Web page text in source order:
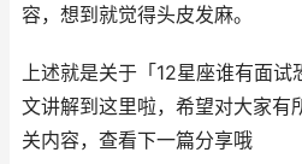
容，想到就觉得头皮发麻。
上述就是关于「12星座谁有面试
文讲解到这里啦，希望对大家有
关内容，查看下一篇分享哦